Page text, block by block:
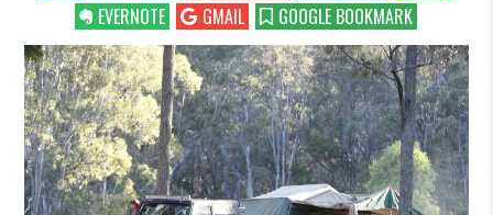
EVERNOTE
GMAIL GOOGLE BOOKMARK